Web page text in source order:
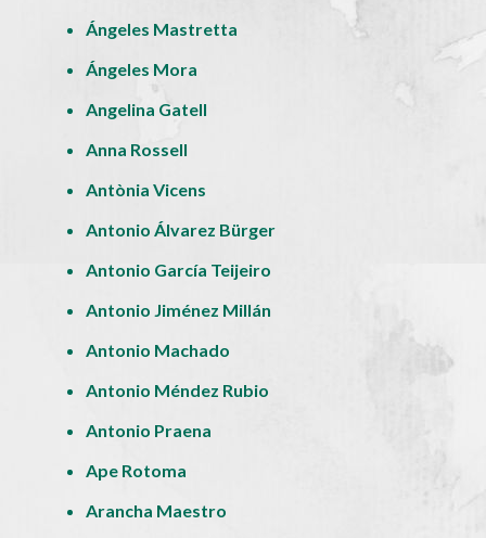
Ángeles Mastretta
Ángeles Mora
Angelina Gatell
Anna Rossell
Antònia Vicens
Antonio Álvarez Bürger
Antonio García Teijeiro
Antonio Jiménez Millán
Antonio Machado
Antonio Méndez Rubio
Antonio Praena
Ape Rotoma
Arancha Maestro